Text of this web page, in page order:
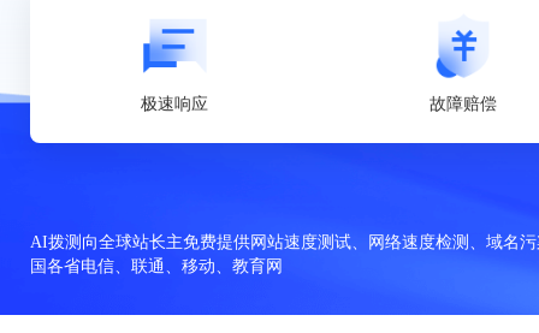
极速响应 故障赔偿
AI拨测向全球站长主免费提供网站速度测试、网络速度检测、域名
国各省电信、联通、移动、教育网